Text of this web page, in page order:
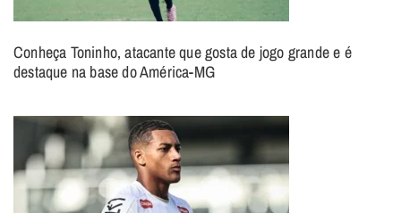
Conheça Toninho, atacante que gosta de jogo grande e é
destaque na base do América-MG